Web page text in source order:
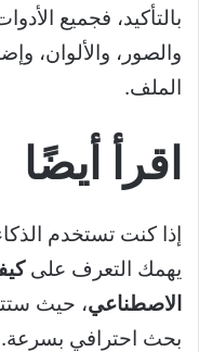
بالتأكيد، فجميع
والصور، والألوان،
الملف.
اقرأ أيضًا
إذا كنت تستخدم
يهمك التعرف على
الاصطناعي، حيث
بحث احترافي بسرعة.